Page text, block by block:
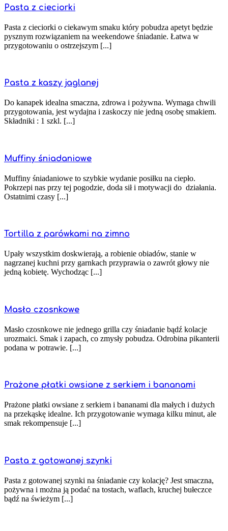
Pasta z cieciorki
Pasta z cieciorki o ciekawym smaku który pobudza apetyt będzie
pysznym rozwiązaniem na weekendowe śniadanie. Łatwa w
przygotowaniu o ostrzejszym [...]
Pasta z kaszy jaglanej
Do kanapek idealna smaczna, zdrowa i pożywna. Wymaga chwili
przygotowania, jest wydajna i zaskoczy nie jedną osobę smakiem.
Składniki : 1 szkl. [...]
Muffiny śniadaniowe
Muffiny śniadaniowe to szybkie wydanie posiłku na ciepło.
Pokrzepi nas przy tej pogodzie, doda sił i motywacji do działania.
Ostatnimi czasy [...]
Tortilla z parówkami na zimno
Upały wszystkim doskwierają, a robienie obiadów, stanie w
nagrzanej kuchni przy garnkach przyprawia o zawrót głowy nie
jedną kobietę. Wychodząc [...]
Masło czosnkowe
Masło czosnkowe nie jednego grilla czy śniadanie bądź kolacje
urozmaici. Smak i zapach, co zmysły pobudza. Odrobina pikanterii
podana w potrawie. [...]
Prażone płatki owsiane z serkiem i bananami
Prażone płatki owsiane z serkiem i bananami dla małych i dużych
na przekąskę idealne. Ich przygotowanie wymaga kilku minut, ale
smak rekompensuje [...]
Pasta z gotowanej szynki
Pasta z gotowanej szynki na śniadanie czy kolację? Jest smaczna,
pożywna i można ją podać na tostach, waflach, kruchej bułeczce
bądź na świeżym [...]